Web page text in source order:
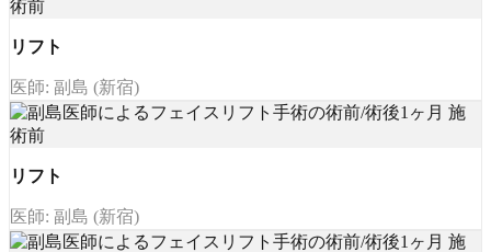
リフト
医師: 副島 (新宿)
リフト
医師: 副島 (新宿)